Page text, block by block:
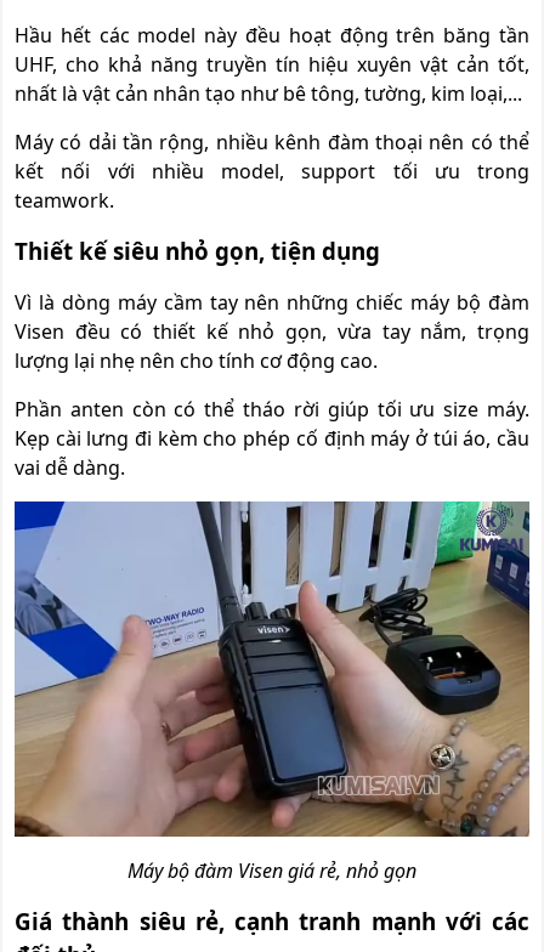
Hầu hết các model này đều hoạt động trên băng tần
UHF, cho khả năng truyền tín hiệu xuyên vật cản tốt,
nhất là vật cản nhân tạo như bê tông, tường, kim loại,...
Máy có dải tần rộng, nhiều kênh đàm thoại nên có thể
kết nối với nhiều model, support tối ưu trong
teamwork.
Thiết kế siêu nhỏ gọn, tiện dụng
Vì là dòng máy cầm tay nên những chiếc máy bộ đàm
Visen đều có thiết kế nhỏ gọn, vừa tay nắm, trọng
lượng lại nhẹ nên cho tính cơ động cao.
Phần anten còn có thể tháo rời giúp tối ưu size máy.
Kẹp cài lưng đi kèm cho phép cố định máy ở túi áo, cầu
vai dễ dàng.
Máy bộ đàm Visen giá rẻ, nhỏ gọn
Giá thành siêu rẻ, cạnh tranh mạnh với các